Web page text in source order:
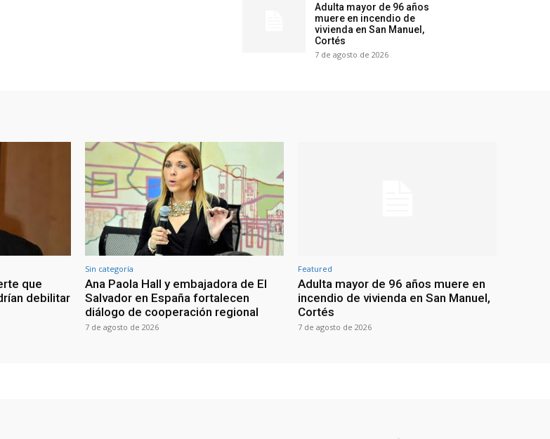
Adulta mayor de 96 años
muere en incendio de
vivienda en San Manuel,
Cortés
7 de agosto de 2026
que
debilitar
Sin categoría
Ana Paola Hall y embajadora de El
Salvador en España fortalecen
diálogo de cooperación regional
7 de agosto de 2026
Featured
Adulta mayor de 96 años muere en
incendio de vivienda en San Manuel,
Cortés
7 de agosto de 2026